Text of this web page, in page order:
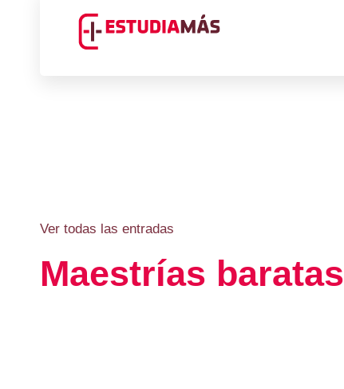
Ver todas las entradas
Maestrías baratas